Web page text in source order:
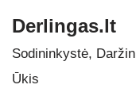
Skip
to
Derlingas.lt
Sodininkystė,
Ūkis